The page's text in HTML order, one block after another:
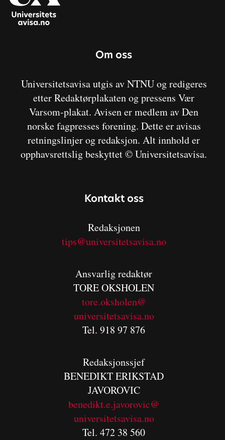
Om oss
Universitetsavisa utgis av NTNU og redigeres
etter Redaktørplakaten og pressens Vær
Varsom-plakat. Avisen er medlem av Den
norske fagpresses forening. Dette er avisas
retningslinjer og redaksjon. Alt innhold er
opphavsrettslig beskyttet © Universitetsavisa.
Kontakt oss
Redaksjonen
tips@universitetsavisa.no
Ansvarlig redaktør
TORE OKSHOLEN
tore.oksholen@
universitetsavisa.no
Tel. 918 97 876
Redaksjonssjef
BENEDIKTERIKSTAD
JAVOROVIC
benedikt.e.javorovic@
universitetsavisa.no
Tel. 472 38 560